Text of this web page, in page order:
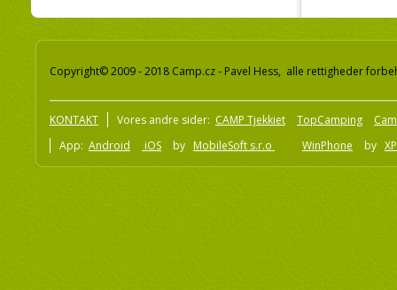
Copyright© 2009 - 2018 Camp.cz - Pavel Hess, alle rettigheder
KONTAKT Vores andre sider: CAMP Tjekkiet TopCamping
App: Android iOS by MobileSoft s.r.o WinPhone by